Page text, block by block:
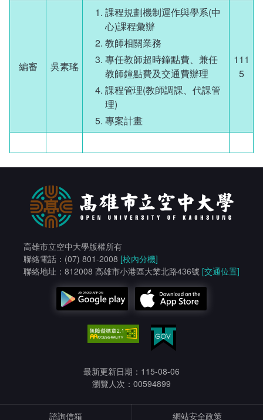
編審 吳素瑤
課程規劃機制運作與學系(中
心)課程彙辦
教師相關業務
專任教師超時鐘點費、兼任
教師鐘點費及交通費辦理
課程管理(教師調課、代課管
理)
專案計畫
111
5
高雄市立空中大學版權所有
聯絡電話：(07) 801-2008 [校內分機]
聯絡地址：812008 高雄市小港區大業北路436號 [交通位置]
最新更新日期：115-08-06
瀏覽人次：00594899
諮詢信箱 網站安全政策